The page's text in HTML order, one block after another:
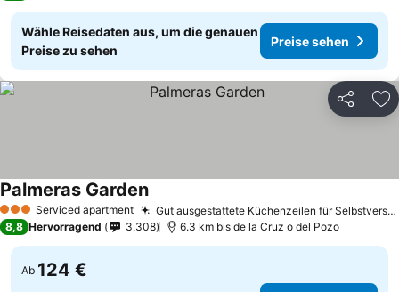
Wähle Reisedaten aus, um die genauen
Preise zu sehen
Preise sehen
Teilen
3 SterneServiced apartment Gut ausgestattete Küchenzeilen für Selbstversorger
Palmeras Garden
8,8 Hervorragend 3.308 6.3 km bis de la Cruz o del Pozo
Ab 124 €